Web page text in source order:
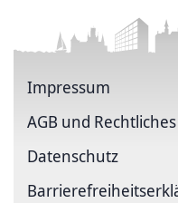
Impressum
AGB und Rechtliches
Datenschutz